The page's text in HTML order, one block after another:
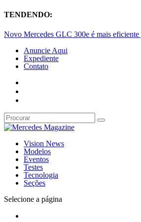
TENDENDO:
Novo Mercedes GLC 300e é mais eficiente
Anuncie Aqui
Expediente
Contato
Vision News
Modelos
Eventos
Testes
Tecnologia
Seções
Selecione a página